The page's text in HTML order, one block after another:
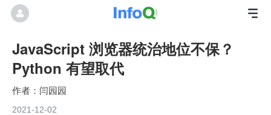
JavaScript 浏览器统治地位不保？
Python 有望取代
闫园园
2021-12-02